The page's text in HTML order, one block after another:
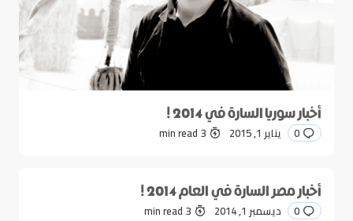
أخبار سوريا السارة في 2014 !
0 يناير 1, 2015 3 min read
أخبار مصر السارة في العام 2014 !
0 ديسمبر 1, 2014 3 min read